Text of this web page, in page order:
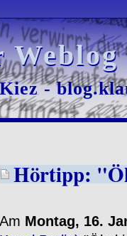
-
-
Hörtipp:
Am Montag, 16.